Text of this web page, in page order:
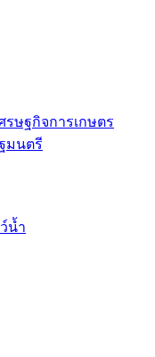
รษฐกิจการเกษตร
มนตรี
น้ำ